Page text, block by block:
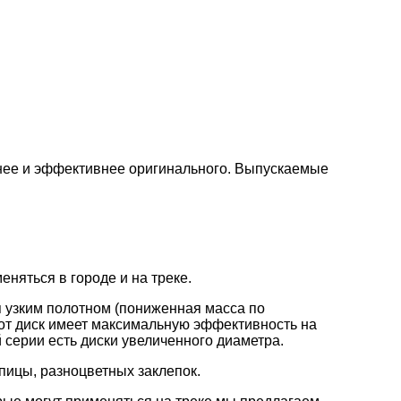
и эффективнее оригинального. Выпускаемые
в городе и на треке.
полотном (пониженная масса по
диск имеет максимальную эффективность на
есть диски увеличенного диаметра.
разноцветных заклепок.